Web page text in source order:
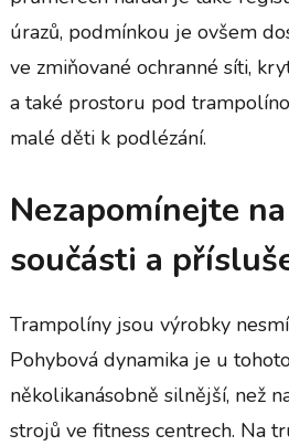
úrazů, podmínkou je ovšem
ve zmiňované ochranné síti,
a také prostoru pod
malé děti k podlézání.
Nezapomínejte
součásti a
Trampolíny jsou výrobky
Pohybová dynamika je u
několikanásobně silnější, než
strojů ve fitness centrech. Na